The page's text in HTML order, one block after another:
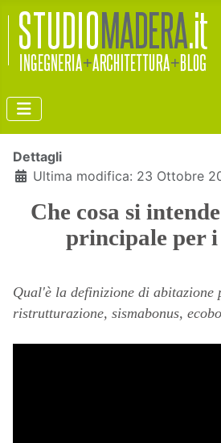
Dettagli
Ultima modifica: 23 Ottobre
Che cosa si
principale per i
Qual'è la definizione di abitazione
ristrutturazione, sismabonus,